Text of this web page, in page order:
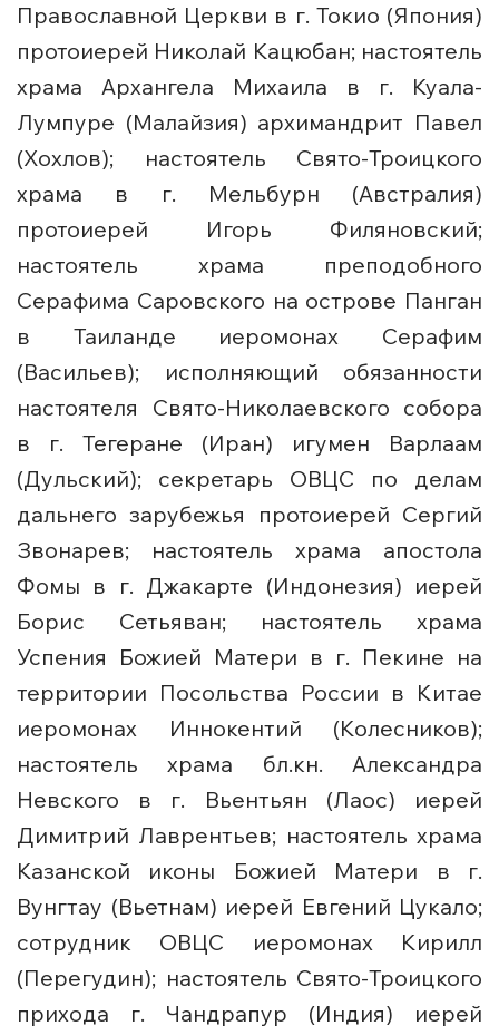
Православной Церкви в г. Токио (Япония)
протоиерей Николай Кацюбан; настоятель
храма Архангела Михаила в г. Куала-
Лумпуре (Малайзия) архимандрит Павел
(Хохлов); настоятель Свято-Троицкого
храма в г. Мельбурн (Австралия)
протоиерей Игорь Филяновский;
настоятель храма преподобного
Серафима Саровского на острове Панган
в Таиланде иеромонах Серафим
(Васильев); исполняющий обязанности
настоятеля Свято-Николаевского собора
в г. Тегеране (Иран) игумен Варлаам
(Дульский); секретарь ОВЦС по делам
дальнего зарубежья протоиерей Сергий
Звонарев; настоятель храма апостола
Фомы в г. Джакарте (Индонезия) иерей
Борис Сетьяван; настоятель храма
Успения Божией Матери в г. Пекине на
территории Посольства России в Китае
иеромонах Иннокентий (Колесников);
настоятель храма бл.кн. Александра
Невского в г. Вьентьян (Лаос) иерей
Димитрий Лаврентьев; настоятель храма
Казанской иконы Божией Матери в г.
Вунгтау (Вьетнам) иерей Евгений Цукало;
сотрудник ОВЦС иеромонах Кирилл
(Перегудин); настоятель Свято-Троицкого
прихода г. Чандрапур (Индия) иерей